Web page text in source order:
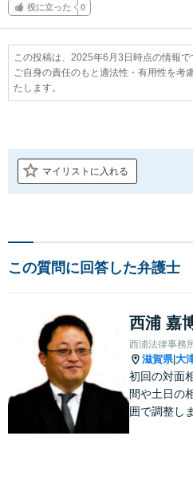
役に立った 0
この投稿は、2025年6月3日時点の情報で
ご自身の責任のもと適法性・有用性を考
たします。
マイリストに入れる
この質問に回答した弁護士
西浦 嘉
西浦法律事務
滋賀県|大
初回の対面
間や土日の
囲で調整し